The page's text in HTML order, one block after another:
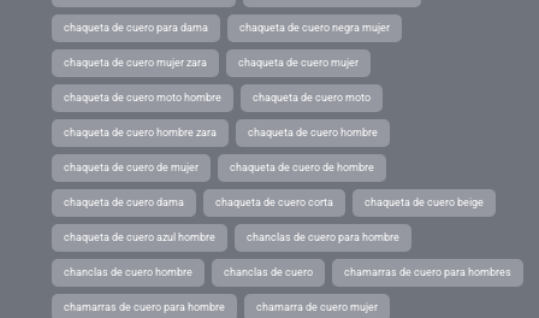
chaqueta de cuero para dama chaqueta de cuero negra mujer
chaqueta de cuero mujer zara chaqueta de cuero mujer
chaqueta de cuero moto hombre chaqueta de cuero moto
chaqueta de cuero hombre zara chaqueta de cuero hombre
chaqueta de cuero de mujer chaqueta de cuero de hombre
chaqueta de cuero dama chaqueta de cuero corta chaqueta de cuero beige
chaqueta de cuero azul hombre chanclas de cuero para hombre
chanclas de cuero hombre chanclas de cuero chamarras de cuero para hombres
chamarras de cuero para hombre chamarra de cuero mujer